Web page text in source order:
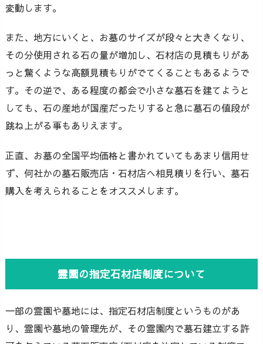
変動します。
また、地方にいくと、お墓のサイズが段々と大きくなり、
その分使用される石の量が増加し、石材店の見積もりがあ
っと驚くような高額見積もりがでてくることもあるようで
す。その逆で、ある程度の都会で小さな墓石を建てようと
しても、石の産地が国産だったりすると急に墓石の値段が
跳ね上がる事もありえます。
正直、お墓の全国平均価格と書かれていてもあまり信用せ
ず、何社かの墓石販売店・石材店へ相見積りを行い、墓石
購入を考えられることをオススメします。
霊園の指定石材店制度について
一部の霊園や墓地には、指定石材店制度というものがあ
り、霊園や墓地の管理先が、その霊園内で墓石建立する許